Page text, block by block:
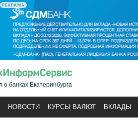
РЕКЛАМА
о банках Екатеринбурга
НОВОСТИ КУРСЫ ВАЛЮТ ВКЛАДЫ